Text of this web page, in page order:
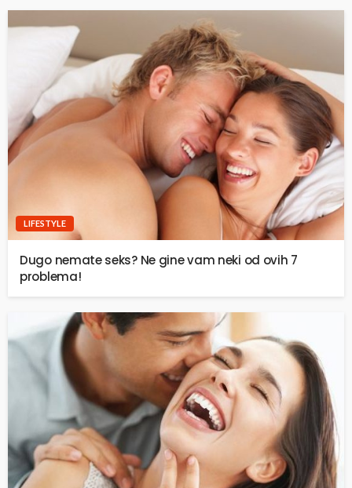
LIFESTYLE
Dugo nemate seks? Ne gine vam neki od ovih 7
problema!